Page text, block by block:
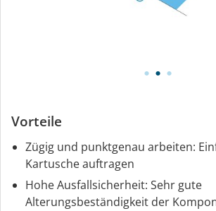
Vorteile
Zügig und punktgenau arbeiten:
Kartusche auftragen
Hohe Ausfallsicherheit: Sehr gute
Alterungsbeständigkeit der